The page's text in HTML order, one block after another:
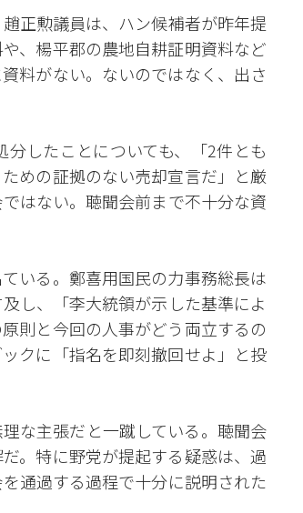
正勲議員は、ハン候補者が昨年提
、楊平郡の農地自耕証明資料など
料がない。ないのではなく、出さ
したことについても、「2件とも
めの証拠のない売却宣言だ」と厳
はない。聴聞会前まで不十分な資
いる。鄭喜用国民の力事務総長は
し、「李大統領が示した基準によ
則と今回の人事がどう両立するの
クに「指名を即刻撤回せよ」と投
な主張だと一蹴している。聴聞会
。特に野党が提起する疑惑は、過
通過する過程で十分に説明された